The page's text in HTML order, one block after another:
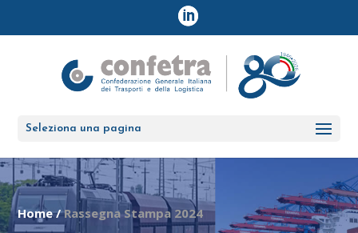
Seleziona una pagina
Home/Rassegna Stampa 2024